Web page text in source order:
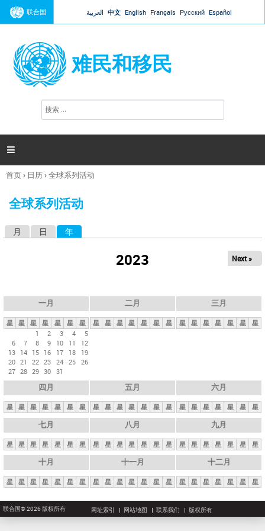
Jump to navigation
联合国 العربية 中文 English Français Русский Español
难民和移民
搜
索

你
这
首页› 日历›全球系列活动
全球系列活动
月 日 年
2023 Next »
一月
星 星 星 星 星 星
星
1
2 3 4
5
6
7 8 9 10 11
12
13 14 15 16 17 18
19
20 21 22 23 24 25 26
27 28 29 30 31
二月
星 星 星 星 星 星 星
三月
星 星 星 星 星 星 星
四月
星 星 星 星 星 星 星
五月
星 星 星 星 星 星 星
六月
星 星 星 星 星 星 星
七月
星 星 星 星 星 星 星
八月
星 星 星 星 星 星 星
九月
星 星 星 星 星 星 星
十月
星 星 星 星 星 星 星
十一月
星 星 星 星 星 星 星
十二月
星 星 星 星 星 星 星
联合国© 2026 版权所有 网址索引 网站地图 联系我们 版权所有